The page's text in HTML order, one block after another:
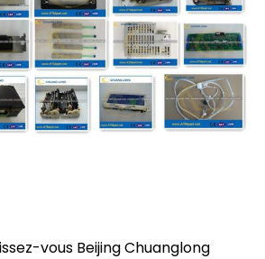
vous Beijing Chuanglong